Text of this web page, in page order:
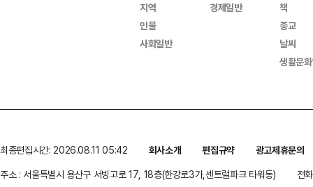
지역
인물
사회일반
경제일반
책
종교
날씨
생활문
최종편집시간: 2026.08.11 05:42 회사소개 편집규약
광고제휴문의
주소 : 서울특별시 용산구 서빙고로 17, 18층(한강로3가,센트럴파크 타워동)
전